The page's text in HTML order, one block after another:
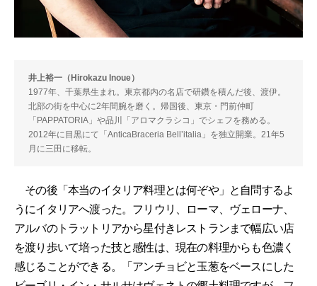
井上裕一（Hirokazu Inoue）
1977年、千葉県生まれ。東京都内の名店で研鑽を積んだ後、渡伊。
北部の街を中心に2年間腕を磨く。帰国後、東京・門前仲町
「PAPPATORIA」や品川「アロマクラシコ」でシェフを務める。
2012年に目黒にて「AnticaBraceria Bellʼitalia」を独立開業。21年5
月に三田に移転。
その後「本当のイタリア料理とは何ぞや」と自問するよ
うにイタリアへ渡った。フリウリ、ローマ、ヴェローナ、
アルバのトラットリアから星付きレストランまで幅広い店
を渡り歩いて培った技と感性は、現在の料理からも色濃く
感じることができる。「アンチョビと玉葱をベースにした